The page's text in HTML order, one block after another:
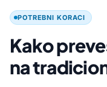
POTREBNI KORACI
Kako
na